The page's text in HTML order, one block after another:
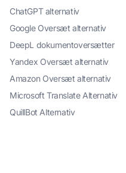
ChatGPT alternativ
Google Oversæt alternativ
DeepL dokumentoversætter
Yandex Oversæt alternativ
Amazon Oversæt alternativ
Microsoft Translate Alternativ
QuillBot Alternativ